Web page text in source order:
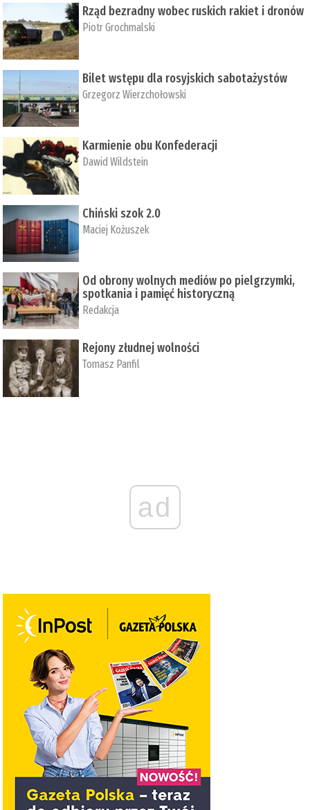
Rząd bezradny wobec ruskich rakiet i dronów
Piotr Grochmalski
Bilet wstępu dla rosyjskich sabotażystów
Grzegorz Wierzchołowski
Karmienie obu Konfederacji
Dawid Wildstein
Chiński szok 2.0
Maciej Kożuszek
Od obrony wolnych mediów po pielgrzymki,
spotkania i pamięć historyczną
Redakcja
Rejony złudnej wolności
Tomasz Panfil
ad